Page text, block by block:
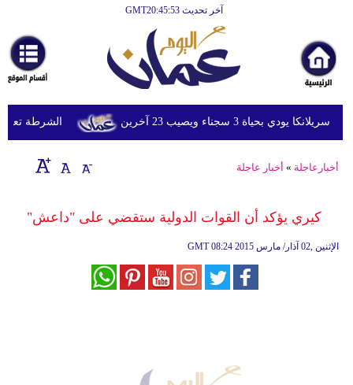
آخر تحديث GMT20:45:53
أخبارعاجلة
رياضة
ثقافة
إقتصاد
وموسيقى
الشرطة تعتقل بحياة 3 سجناء ويصيب 23 آخرين
أخبارعاجلة » أخبار عاجلة
كيري يؤكد أن القوات الدولية ستقضي على "داعش"
GMT 08:24 2015 الإثنين ,02 آذار/ مارس